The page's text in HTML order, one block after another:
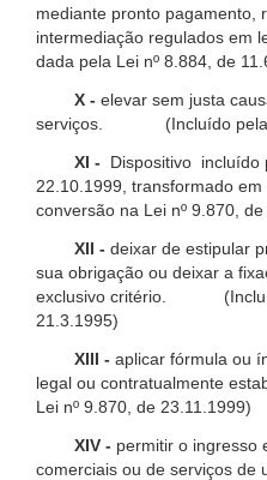
mediante pronto pagamento,
intermediação regulados
dada pela Lei nº 8.884, de
X - elevar sem justa
serviços. (Incluído pela
XI -
Dispositivo incluído
22.10.1999, transformado
conversão na Lei nº 9.870,
XII - deixar de estipular
sua obrigação ou deixar a
exclusivo critério.
21.3.1995)
XIII - aplicar fórmula ou
legal ou contratualmente
Lei nº 9.870, de 23.11.1999)
XIV - permitir o ingresso
comerciais ou de serviços de